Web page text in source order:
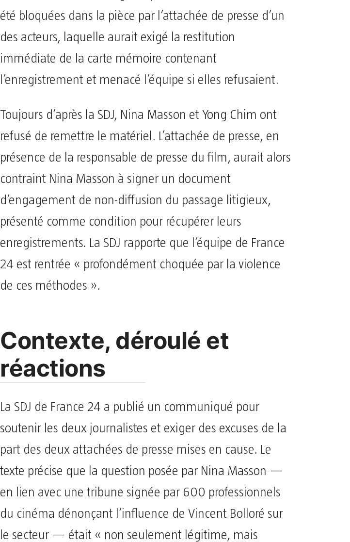
été bloquées dans la pièce par l’attachée de presse d’un
des acteurs, laquelle aurait exigé la restitution
immédiate de la carte mémoire contenant
l’enregistrement et menacé l’équipe si elles refusaient.
Toujours d’après la SDJ, Nina Masson et Yong Chim ont
refusé de remettre le matériel. L’attachée de presse, en
présence de la responsable de presse du film, aurait alors
contraint Nina Masson à signer un document
d’engagement de non-diffusion du passage litigieux,
présenté comme condition pour récupérer leurs
enregistrements. La SDJ rapporte que l’équipe de France
24 est rentrée « profondément choquée par la violence
de ces méthodes ».
Contexte, déroulé et
réactions
La SDJ de France 24 a publié un communiqué pour
soutenir les deux journalistes et exiger des excuses de la
part des deux attachées de presse mises en cause. Le
texte précise que la question posée par Nina Masson —
en lien avec une tribune signée par 600 professionnels
du cinéma dénonçant l’influence de Vincent Bolloré sur
le secteur — était « non seulement légitime, mais